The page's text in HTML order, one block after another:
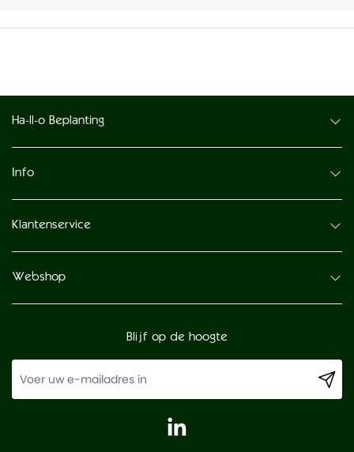
Ha-ll-o Beplanting
Info
Klantenservice
Webshop
Blijf op de hoogte